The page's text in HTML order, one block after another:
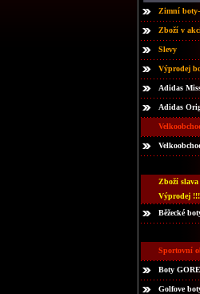
Zimní
Zboží v
Slevy
Výprodej
Adidas
Adidas
Zboží
Výprodej !!!
Běžecké
Sportovní
Boty
Golfove